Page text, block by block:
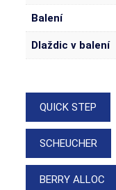
Balení
Dlaždic v balení
QUICK STEP
SCHEUCHER
BERRY ALLOC